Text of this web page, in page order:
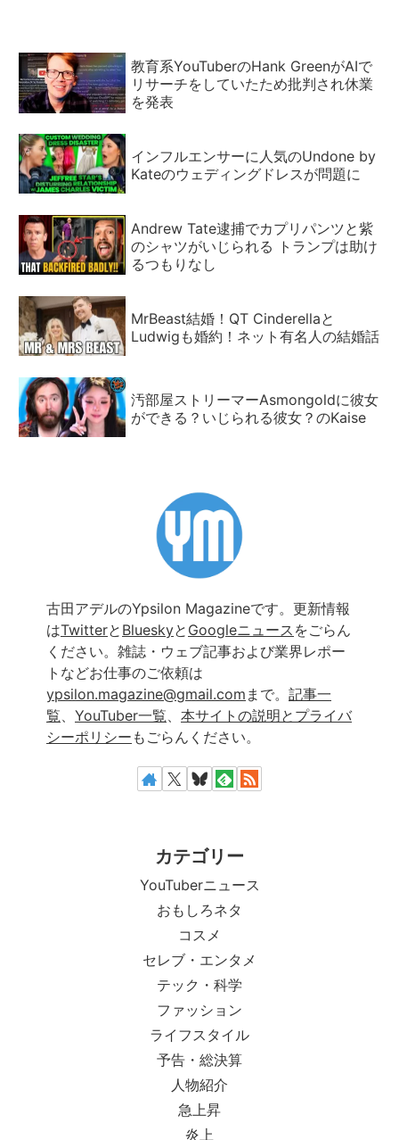
教育系YouTuberのHank GreenがAIで
リサーチをしていたため批判され休業
を発表
インフルエンサーに人気のUndone by
Kateのウェディングドレスが問題に
Andrew Tate逮捕でカプリパンツと紫
のシャツがいじられる トランプは助け
るつもりなし
MrBeast結婚！QT Cinderellaと
Ludwigも婚約！ネット有名人の結婚話
汚部屋ストリーマーAsmongoldに彼女
ができる？いじられる彼女？のKaise
古田アデルのYpsilon Magazineです。更新情報
はTwitterと Blueskyと Googleニュース をごらん
ください。雑誌・ウェブ記事および業界レポー
トなどお仕事のご依頼は
ypsilon.magazine@gmail.com まで。 記事一
覧、 YouTuber一覧、 本サイトの説明とプライバ
シーポリシー もごらんください。
カテゴリー
YouTuberニュース
おもしろネタ
コスメ
セレブ・エンタメ
テック・科学
ファッション
ライフスタイル
予告・総決算
人物紹介
急上昇
炎上